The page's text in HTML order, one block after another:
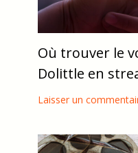
Où trouver le
Dolittle en
Laisser un